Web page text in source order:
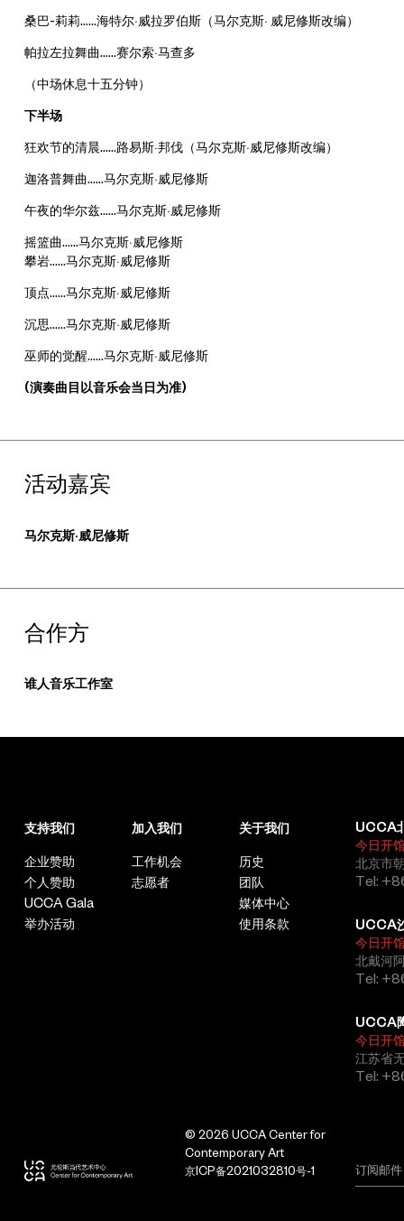
桑巴-莉莉…… 海特尔·威拉罗伯斯（马尔克斯· 威尼修斯改编）
帕拉左拉舞曲…… 赛尔索·马查多
（中场休息十五分钟）
下半场
狂欢节的清晨…… 路易斯·邦伐（马尔克斯·威尼修斯改编）
迦洛普舞曲…… 马尔克斯·威尼修斯
午夜的华尔兹…… 马尔克斯·威尼修斯
摇篮曲…… 马尔克斯·威尼修斯
攀岩…… 马尔克斯·威尼修斯
顶点…… 马尔克斯·威尼修斯
沉思…… 马尔克斯·威尼修斯
巫师的觉醒…… 马尔克斯·威尼修斯
(演奏曲目以音乐会当日为准)
活动嘉宾
马尔克斯·威尼修斯
合作方
谁人音乐工作室
支持我们
企业赞助
个人赞助
UCCA Gala
举办活动
加入我们
工作机会
志愿者
关于我们
历史
团队
媒体中心
使用条款
UCCA
今日开
北京市
Tel:
UCCA
今日开
北戴河
Tel:
UCCA
今日开
江苏省
Tel:
© 2026 UCCA Center for
Contemporary Art
京ICP备2021032810号-1